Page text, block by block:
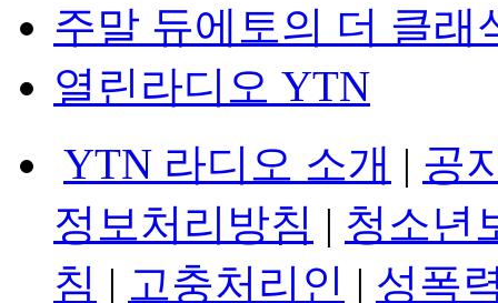
주말 듀에토의 더 클래
열린라디오 YTN
YTN 라디오 소개 | 공
정보처리방침 | 청소년
침 | 고충처리인 | 성폭